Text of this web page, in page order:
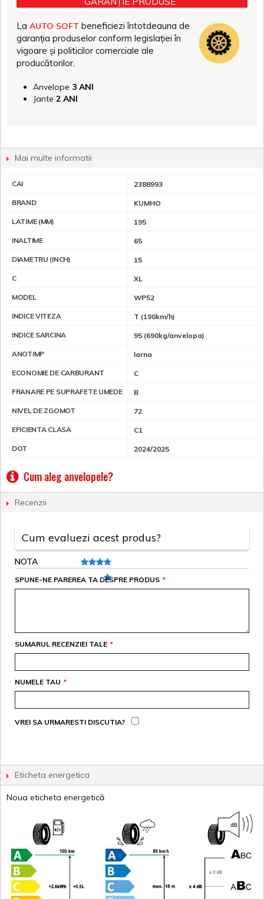
La AUTO SOFT beneficiezi întotdeauna de
garanția produselor conform legislației în
vigoare și politicilor comerciale ale
producătorilor.
Anvelope 3 ANI
Jante 2 ANI
Mai multe informatii
CAI 2388993
BRAND KUMHO
LATIME (MM) 195
INALTIME 65
DIAMETRU (INCH) 15
C XL
MODEL WP52
INDICE VITEZA T (190km/h)
INDICE SARCINA 95 (690kg/anvelopa)
ANOTIMP Iarna
ECONOMIE DE CARBURANT C
FRANARE PE SUPRAFETE UMEDE B
NIVEL DE ZGOMOT 72
EFICIENTA CLASA C1
DOT 2024/2025
Cum aleg anvelopele?
Recenzii
Cum evaluezi acest produs?
NOTA
*
SPUNE-NE PAREREA TA DESPRE PRODUS
*
SUMARUL RECENZIEI TALE
*
NUMELE TAU
VREI SA URMARESTI DISCUTIA?
Eticheta energetica
Noua eticheta energetică